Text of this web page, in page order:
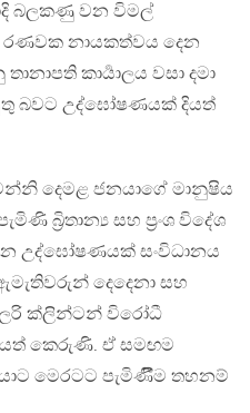
බලකණු වන විමල්
රණවක නායකත්වය දෙන
කාර්‍යාලය වසා දමා
බවට උද්ඝෝෂණයක් දියත්
දෙමළ ජනයාගේ මානුෂිය
බ්‍රිතාන්‍ය සහ ප්‍රංශ විදේශ
උද්ඝෝෂණයක් සංවිධානය
දෙදෙනා සහ
ක්ලින්ටන් විරෝධී
කෙරුණි. ඒ සමඟම
මෙරටට පැමිණිීම තහනම්